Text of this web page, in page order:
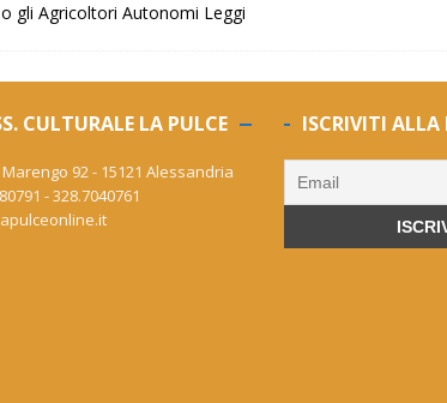
gli Agricoltori Autonomi Leggi
CULTURALE LA PULCE
92 - 15121 Alessandria
- 328.7040761
ISCRIVITI ALLA